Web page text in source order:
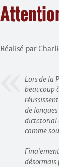
Réalisé par
Lors de la
beaucoup
de
dictatorial
comme
désormais